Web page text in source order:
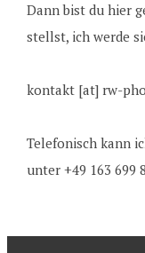
Dann bist du hier
stellst, ich werde
kontakt [at] rw-
Telefonisch kann
unter +49 163 699